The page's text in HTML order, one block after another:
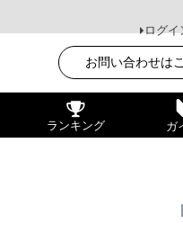
ログイ
お問い合わせは
ランキング ガ